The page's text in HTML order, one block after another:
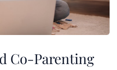
Co-Parenting